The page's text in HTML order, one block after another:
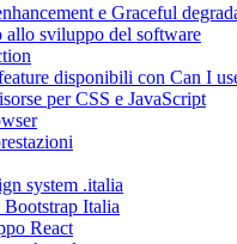
e Graceful
allo sviluppo del software
disponibili con Can I
per CSS e JavaScript
system .italia
Italia
React